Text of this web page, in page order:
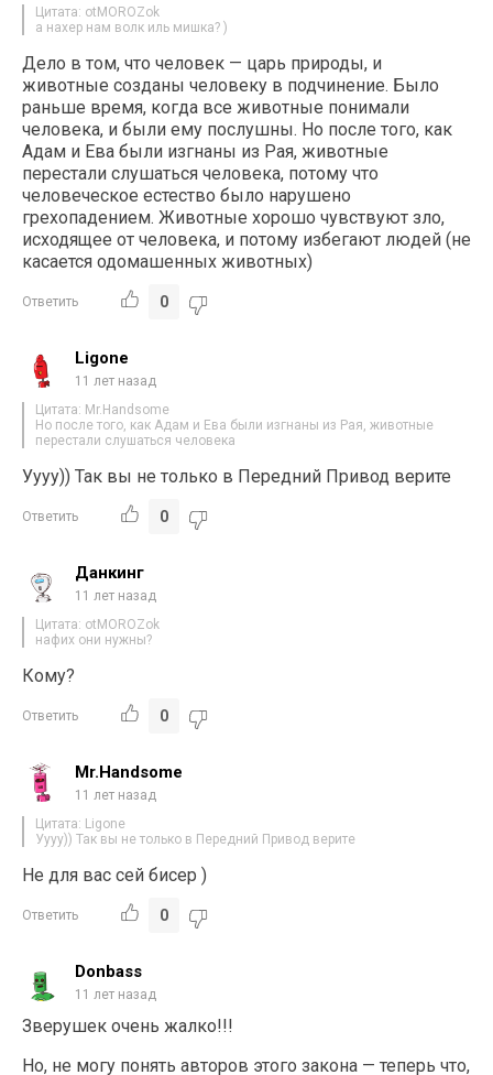
Цитата: otMOROZok
а нaxep нам волк иль мишка? )
Дело в том, что человек — царь природы, и
животные созданы человеку в подчинение. Было
раньше время, когда все животные понимали
человека, и были ему послушны. Но после того, как
Адам и Ева были изгнаны из Рая, животные
перестали слушаться человека, потому что
человеческое естество было нарушено
грехопадением. Животные хорошо чувствуют зло,
исходящее от человека, и потому избегают людей (не
касается одомашенных животных)
Ответить 0
Ligone
11 лет назад
Цитата: Mr.Handsome
Но после того, как Адам и Ева были изгнаны из Рая, животные
перестали слушаться человека
Уууу)) Так вы не только в Передний Привод верите
Ответить 0
Данкинг
11 лет назад
Цитата: otMOROZok
нафих они нужны?
Кому?
Ответить 0
Mr.Handsome
11 лет назад
Цитата: Ligone
Уууу)) Так вы не только в Передний Привод верите
Не для вас сей бисер )
Ответить 0
Donbass
11 лет назад
Зверушек очень жалко!!!
Но, не могу понять авторов этого закона — теперь что,